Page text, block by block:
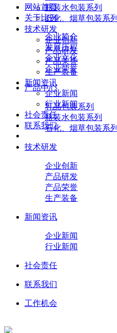
瓶装水包装系列
石化、烟草包装系列
技术研发
企业创新
产品研发
产品荣誉
生产装备
新闻资讯
企业新闻
行业新闻
社会责任
联系我们
网站首页
关于比例
企业简介
发展历程
企业文化
企业荣誉
产品中心
乳品包装系列
瓶装水包装系列
石化、烟草包装系列
技术研发
企业创新
产品研发
产品荣誉
生产装备
新闻资讯
企业新闻
行业新闻
社会责任
联系我们
工作机会